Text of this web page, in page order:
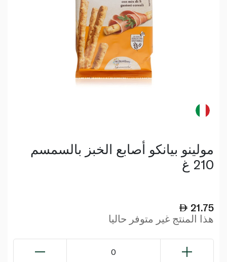
مولينو بيانكو أصابع الخبز بالسمسم
210 غ
21.75
هذا المنتج غير متوفر حاليا
0